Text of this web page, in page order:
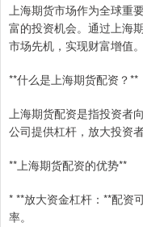
上海期货市场作为全球重
富的投资机会。通过上海
市场先机，实现财富增值。
**什么是上海期货配资？**
上海期货配资是指投资者
公司提供杠杆，放大投资
**上海期货配资的优势**
* **放大资金杠杆：**配资
率。